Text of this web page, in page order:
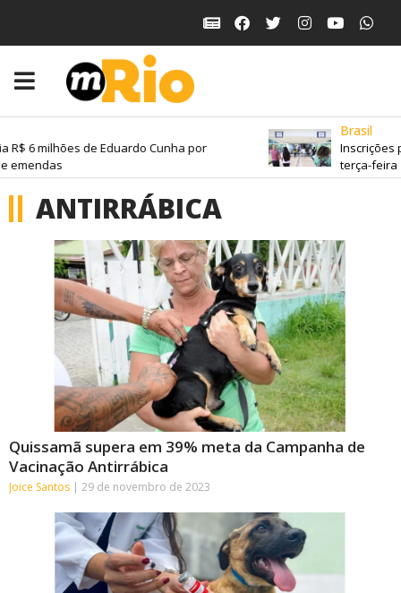
R$ 6 milhões de Eduardo Cunha por
emendas
Brasil
Inscrições
terça-feira
ANTIRRÁBICA
Quissamã supera em 39% meta da Campanha de
Vacinação Antirrábica
Joice Santos 29 de novembro de 2023